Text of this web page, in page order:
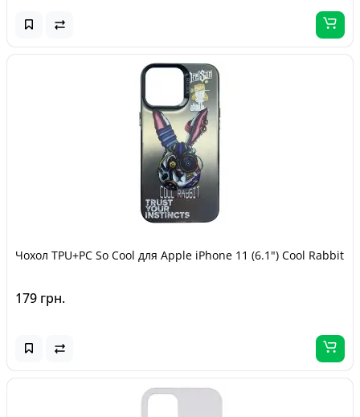
Чохол TPU+PC So Cool для Apple iPhone 11 (6.1") Cool Rabbit
179 грн.